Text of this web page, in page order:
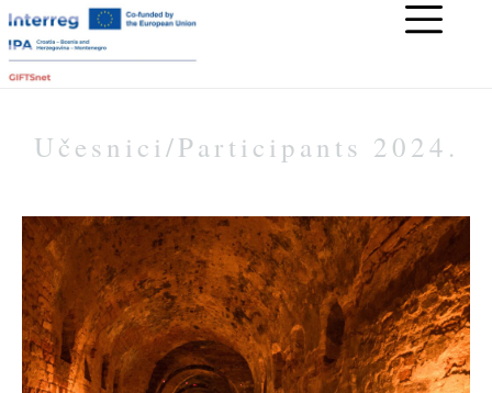
Učesnici/Participants 2024.